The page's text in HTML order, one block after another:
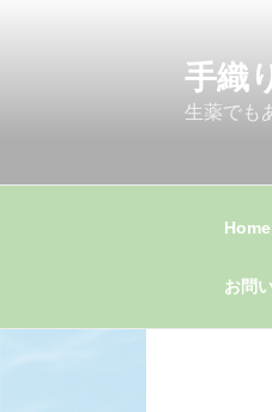
ス
手織
生薬でも
Home
お問